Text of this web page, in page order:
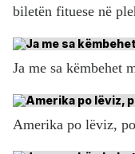
biletën fituese në
Ja me sa këmbehet
Amerika po lëviz,